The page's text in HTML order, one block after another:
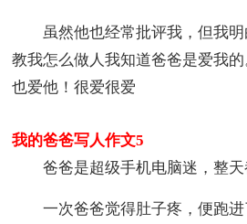
虽然他也经常批评我，但我明
教我怎么做人我知道爸爸是爱我
也爱他！很爱很爱
我的爸爸写人作文5
爸爸是超级手机电脑迷，整天
一次爸爸觉得肚子疼，便跑进